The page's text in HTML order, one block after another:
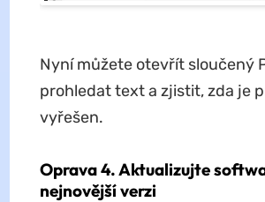
Nyní můžete otevřít sloučený
prohledat text a zjistit, zda je
vyřešen.
Oprava 4. Aktualizujte
nejnovější verzi